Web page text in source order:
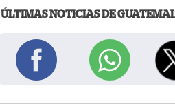
ÚLTIMAS NOTICIAS DE